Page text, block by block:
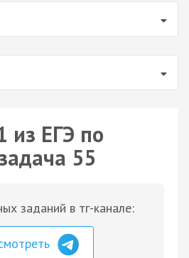
из ЕГЭ по
55
заданий в тг-канале: